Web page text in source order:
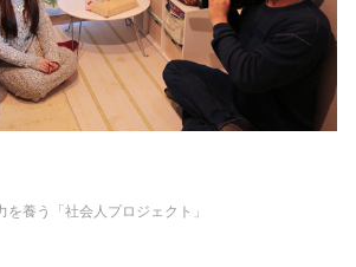
養う「社会人プロジェクト」